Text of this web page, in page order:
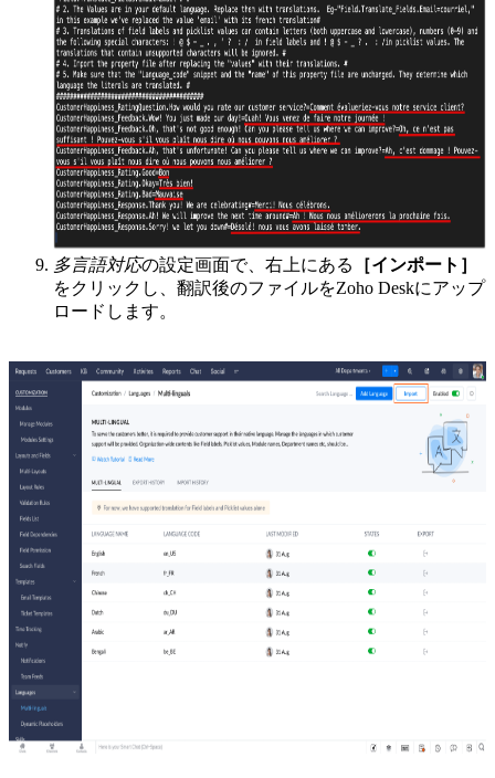
多言語対応の設定画面で、右上にある
［インポート］
をクリックし、翻訳後のファイルをZoho Deskにアップ
ロードします。